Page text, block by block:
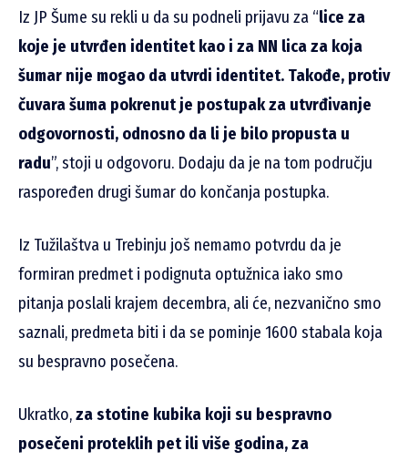
Iz JP Šume su rekli u da su podneli prijavu za “lice za
koje je utvrđen identitet kao i za NN lica za koja
šumar nije mogao da utvrdi identitet. Takođe, protiv
čuvara šuma pokrenut je postupak za utvrđivanje
odgovornosti, odnosno da li je bilo propusta u
radu”, stoji u odgovoru. Dodaju da je na tom području
raspoređen drugi šumar do končanja postupka.
Iz Tužilaštva u Trebinju još nemamo potvrdu da je
formiran predmet i podignuta optužnica iako smo
pitanja poslali krajem decembra, ali će, nezvanično smo
saznali, predmeta biti i da se pominje 1600 stabala koja
su bespravno posečena.
Ukratko,za stotine kubika koji su bespravno
posečeni proteklih pet ili više godina, za